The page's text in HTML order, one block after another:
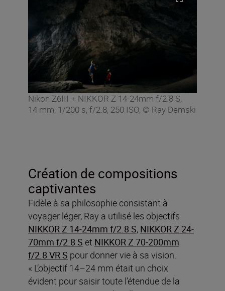
Nikon Z6III + NIKKOR Z 14-24mm f/2.8 S,
14 mm, 1/200 s, f/2.8, 250 ISO, © Ray Demski
Création de compositions
captivantes
Fidèle à sa philosophie consistant à
voyager léger, Ray a utilisé les objectifs
NIKKOR Z 14-24mm f/2.8 S, NIKKOR Z 24-
70mm f/2.8 S et NIKKOR Z 70-200mm
f/2.8 VR S pour donner vie à sa vision.
« L’objectif 14–24 mm était un choix
évident pour saisir toute l’étendue de la